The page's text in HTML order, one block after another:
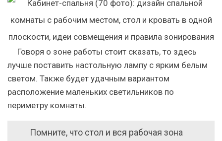
Говоря о зоне работы стоит сказать, то здесь
лучше поставить настольную лампу с ярким белым
светом. Также будет удачным вариантом
расположение маленьких светильников по
периметру комнаты.
Помните, что стол и вся рабочая зона